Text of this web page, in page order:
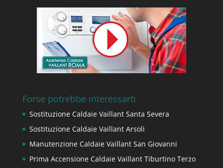
Forse potrebbe interessarti
Sostituzione Caldaie Vaillant Santa Severa
Sostituzione Caldaie Vaillant Arsoli
Manutenzione Caldaie Vaillant San Giovanni
Prima Accensione Caldaie Vaillant Tiburtino Terzo